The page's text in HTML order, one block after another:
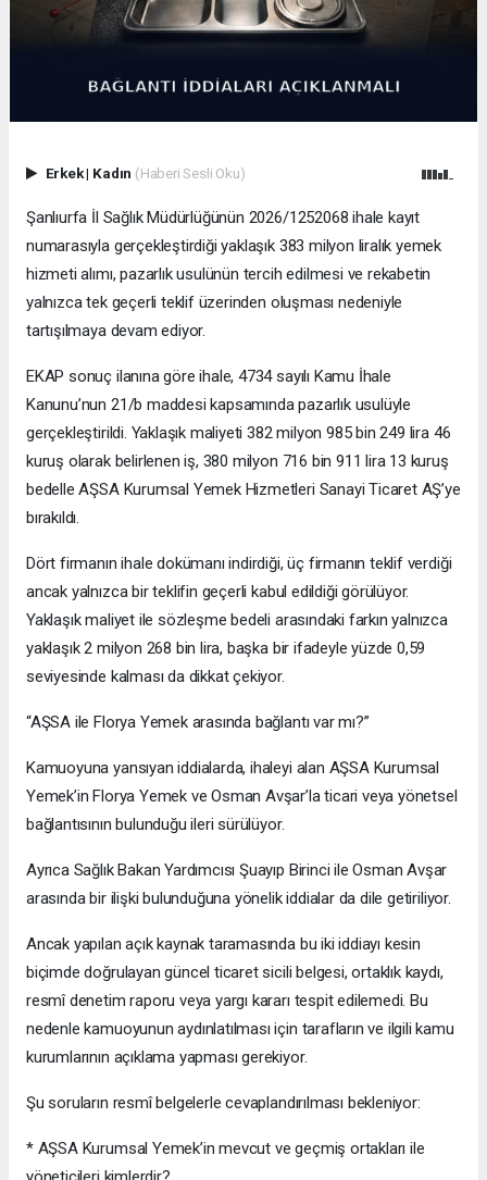
Erkek| Kadın (Haberi Sesli Oku)
Şanlıurfa İl Sağlık Müdürlüğünün 2026/1252068 ihale kayıt
numarasıyla gerçekleştirdiği yaklaşık 383 milyon liralık yemek
hizmeti alımı, pazarlık usulünün tercih edilmesi ve rekabetin
yalnızca tek geçerli teklif üzerinden oluşması nedeniyle
tartışılmaya devam ediyor.
EKAP sonuç ilanına göre ihale, 4734 sayılı Kamu İhale
Kanunu’nun 21/b maddesi kapsamında pazarlık usulüyle
gerçekleştirildi. Yaklaşık maliyeti 382 milyon 985 bin 249 lira 46
kuruş olarak belirlenen iş, 380 milyon 716 bin 911 lira 13 kuruş
bedelle AŞSA Kurumsal Yemek Hizmetleri Sanayi Ticaret AŞ’ye
bırakıldı.
Dört firmanın ihale dokümanı indirdiği, üç firmanın teklif verdiği
ancak yalnızca bir teklifin geçerli kabul edildiği görülüyor.
Yaklaşık maliyet ile sözleşme bedeli arasındaki farkın yalnızca
yaklaşık 2 milyon 268 bin lira, başka bir ifadeyle yüzde 0,59
seviyesinde kalması da dikkat çekiyor.
“AŞSA ile Florya Yemek arasında bağlantı var mı?”
Kamuoyuna yansıyan iddialarda, ihaleyi alan AŞSA Kurumsal
Yemek’in Florya Yemek ve Osman Avşar’la ticari veya yönetsel
bağlantısının bulunduğu ileri sürülüyor.
Ayrıca Sağlık Bakan Yardımcısı Şuayıp Birinci ile Osman Avşar
arasında bir ilişki bulunduğuna yönelik iddialar da dile getiriliyor.
Ancak yapılan açık kaynak taramasında bu iki iddiayı kesin
biçimde doğrulayan güncel ticaret sicili belgesi, ortaklık kaydı,
resmî denetim raporu veya yargı kararı tespit edilemedi. Bu
nedenle kamuoyunun aydınlatılması için tarafların ve ilgili kamu
kurumlarının açıklama yapması gerekiyor.
Şu soruların resmî belgelerle cevaplandırılması bekleniyor:
* AŞSA Kurumsal Yemek’in mevcut ve geçmiş ortakları ile